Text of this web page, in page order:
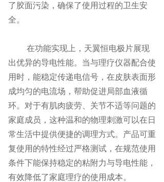
了胶面污染，确保了使用过程的卫生安
全。
在功能实现上，天翼恒电极片展现
出优异的导电性能。当与理疗仪器配合使
用时，能稳定传递电信号，在皮肤表面形
成均匀的电流场，帮助促进局部血液循
环。对于有肌肉疲劳、关节不适等问题的
家庭成员，这种温和的物理刺激可以在日
常生活中提供便捷的调理方式。产品可重
复使用的特性经过严格测试，在规范使用
条件下能保持稳定的粘附力与导电性能，
有效降低了家庭理疗的使用成本。